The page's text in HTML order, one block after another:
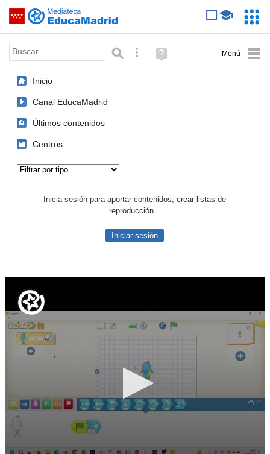
Saltar navegación
Palabra o frase: Búsqueda avanzada
Ayuda
(en
Inicio
Canal EducaMadrid
Últimos contenidos
Centros
Inicia sesión para aportar contenidos, crear listas de
reproducción...
Iniciar sesión